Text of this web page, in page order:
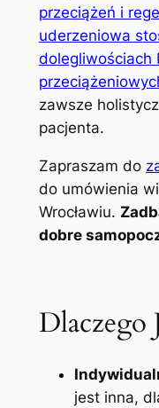
przeciążeń i
uderzeniowa
dolegliwościach
zawsze
pacjenta.
Zapraszam do
do umówienia
Wrocławiu.
dobre
Dlaczego
jest inna,